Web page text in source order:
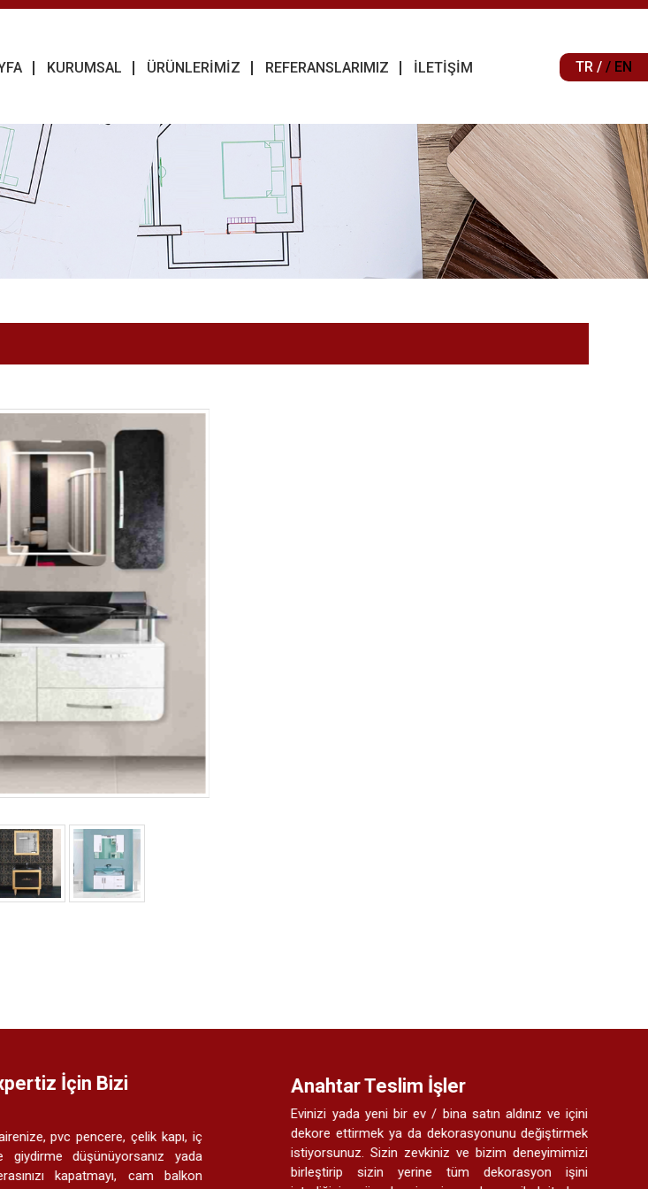
KURUMSAL ÜRÜNLERİMİZ REFERANSLARIMIZ İLETİŞİM TR / / EN
İçin Bizi
pvc pencere, çelik kapı, iç
giydirme düşünüyorsanız yada
kapatmayı, cam balkon
Anahtar Teslim İşler
Evinizi yada yeni bir ev / bina satın aldınız ve içini
dekore ettirmek ya da dekorasyonunu değiştirmek
istiyorsunuz. Sizin zevkiniz ve bizim deneyimimizi
birleştirip sizin yerine tüm dekorasyon işini